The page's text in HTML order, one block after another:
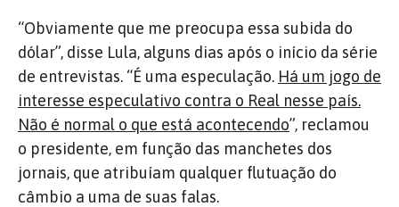
“Obviamente que me preocupa essa subida do
dólar”, disse Lula, alguns dias após o início da série
de entrevistas. “É uma especulação. Há um jogo de
interesse especulativo contra o Real nesse país.
Não é normal o que está acontecendo”, reclamou
o presidente, em função das manchetes dos
jornais, que atribuíam qualquer flutuação do
câmbio a uma de suas falas.